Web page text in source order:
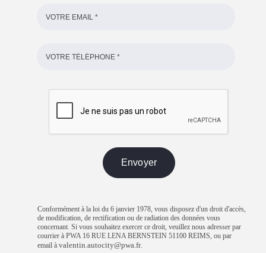
Conformément à la loi du 6 janvier 1978, vous disposez d'un droit d'accès,
de modification, de rectification ou de radiation des données vous
concernant. Si vous souhaitez exercer ce droit, veuillez nous adresser par
courrier à PWA 16 RUE LENA BERNSTEIN 51100 REIMS, ou par
email à valentin.autocity@pwa.fr.